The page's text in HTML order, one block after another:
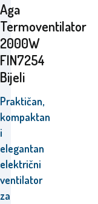
Aga
Termoventilator
2000W
FIN7254
Bijeli
Praktičan,
kompaktan
i
elegantan
električni
ventilator
za